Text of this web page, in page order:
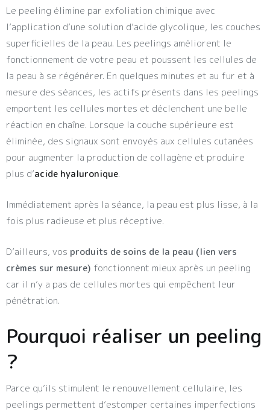
Le peeling élimine par exfoliation chimique avec
l’application d’une solution d’acide glycolique, les couches
superficielles de la peau. Les peelings améliorent le
fonctionnement de votre peau et poussent les cellules de
la peau à se régénérer. En quelques minutes et au fur et à
mesure des séances, les actifs présents dans les peelings
emportent les cellules mortes et déclenchent une belle
réaction en chaîne. Lorsque la couche supérieure est
éliminée, des signaux sont envoyés aux cellules cutanées
pour augmenter la production de collagène et produire
plus d’acide hyaluronique.
Immédiatement après la séance, la peau est plus lisse, à la
fois plus radieuse et plus réceptive.
D’ailleurs, vos produits de soins de la peau (lien vers
crèmes sur mesure) fonctionnent mieux après un peeling
car il n’y a pas de cellules mortes qui empêchent leur
pénétration.
Pourquoi réaliser un peeling
?
Parce qu’ils stimulent le renouvellement cellulaire, les
peelings permettent d’estomper certaines imperfections